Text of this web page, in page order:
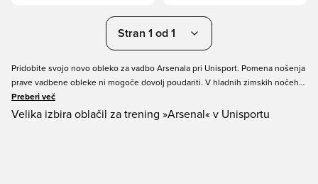
Stran 1 od 1
Pridobite svojo novo obleko za vadbo Arsenala pri Unisport. Pomena nošenja
prave vadbene obleke ni mogoče dovolj poudariti. V hladnih zimskih nočeh
vas ščiti pred okoljem, izboljša vašo mobilnost, je udoben za nošenje in
nenazadnje izgleda odlično tako na igrišču kot zunaj njega. Pripravite se, da
Preberi več
Velika izbira oblačil za trening »Arsenal« v Unisportu